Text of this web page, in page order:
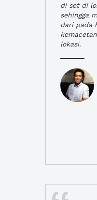
di set di
sehingga
dari pada
lokasi.